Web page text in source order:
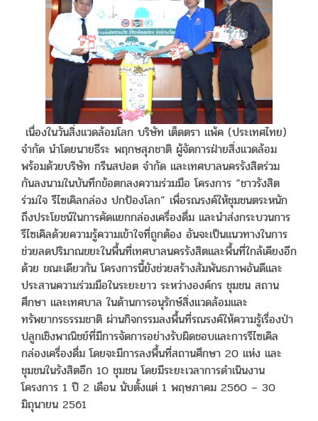
เนื่องในวันสิ่งแวดล้อมโลก บริษัท เต็ดตรา แพ้ค (ประเทศไทย)
จำกัด นำโดยนายธีระ พฤกษสุภชาติ ผู้จัดการฝ่ายสิ่งแวดล้อม
พร้อมด้วยบริษัท กรีนสปอต จำกัด และเทศบาลนครรังสิตร่วม
กันลงนามในบันทึกข้อตกลงความร่วมมือ โครงการ “ชาวรังสิต
ร่วมใจ รีไซเคิลกล่อง ปกป้องโลก” เพื่อรณรงค์ให้ชุมชนตระหนัก
ถึงประโยชน์ในการคัดแยกกล่องเครื่องดื่ม และนำส่งกระบวนการ
รีไซเคิลด้วยความรู้ความเข้าใจที่ถูกต้อง อันจะเป็นแนวทางในการ
ช่วยลดปริมาณขยะในพื้นที่เทศบาลนครรังสิตและพื้นที่ใกล้เคียงอีก
ด้วย ขณะเดียวกัน โครงการนี้ยังช่วยสร้างสัมพันธภาพอันดีและ
ประสานความร่วมมือในระยะยาว ระหว่างองค์กร ชุมชน สถาน
ศึกษา และเทศบาล ในด้านการอนุรักษ์สิ่งแวดล้อมและ
ทรัพยากรธรรมชาติ ผ่านกิจกรรมลงพื้นที่รณรงค์ให้ความรู้เรื่องป่า
ปลูกเชิงพาณิชย์ที่มีการจัดการอย่างรับผิดชอบและการรีไซเคิล
กล่องเครื่องดื่ม โดยจะมีการลงพื้นที่สถานศึกษา 20 แห่ง และ
ชุมชนในรังสิตอีก 10 ชุมชน โดยมีระยะเวลาการดำเนินงาน
โครงการ 1 ปี 2 เดือน นับตั้งแต่ 1 พฤษภาคม 2560 – 30
มิถุนายน 2561